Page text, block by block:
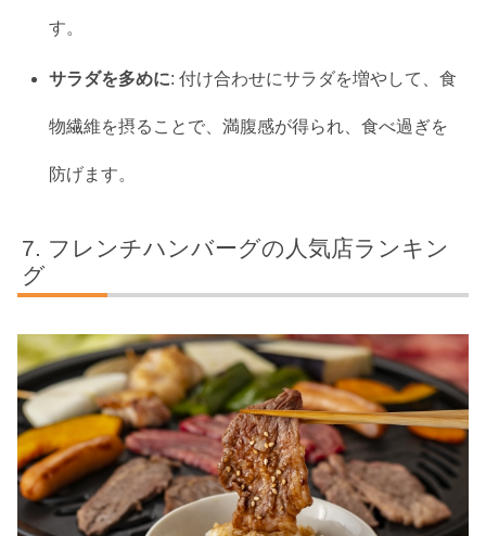
す。
サラダを多めに: 付け合わせにサラダを増やして、食
物繊維を摂ることで、満腹感が得られ、食べ過ぎを
防げます。
フレンチハンバーグの人気店ランキン
グ